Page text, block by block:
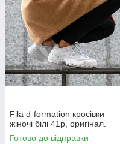
Fila d-formation кросівки
жіночі білі 41р, оригінал.
Готово до відправки